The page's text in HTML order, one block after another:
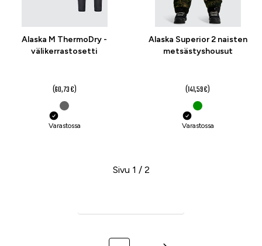
Alaska M ThermoDry -
välikerrastosetti
(60,73 €)
Varastossa
Alaska Superior 2 naisten
metsästyshousut
(141,59 €)
Varastossa
Sivu 1 / 2